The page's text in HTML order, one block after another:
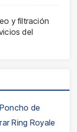
y filtración
del
Poncho de
Ring Royale